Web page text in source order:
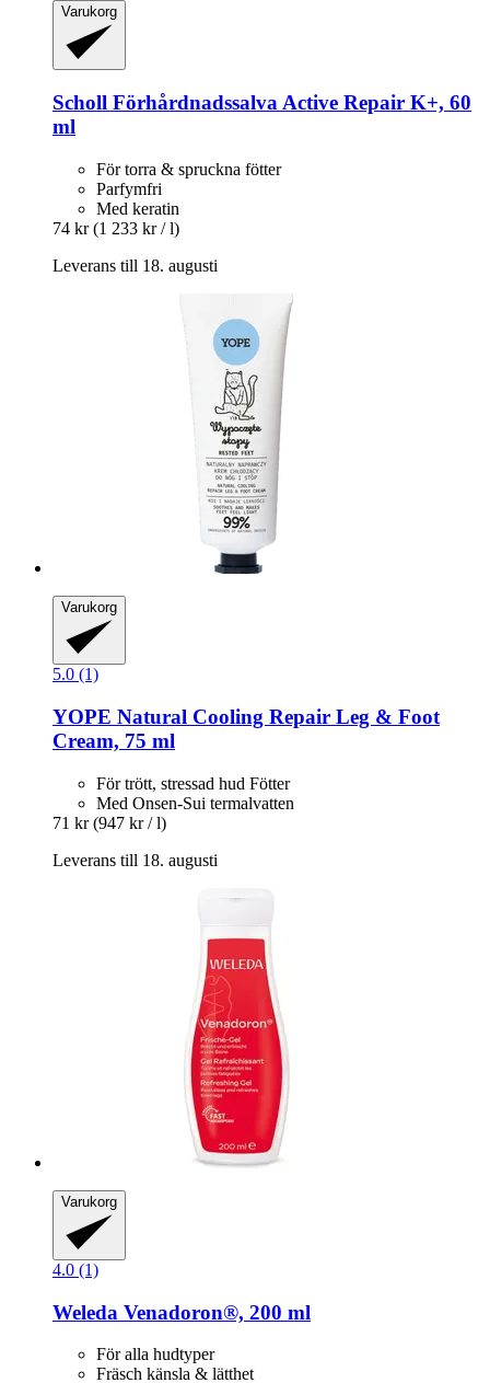
Varukorg
Scholl Förhårdnadssalva Active Repair K+, 60
ml
För torra & spruckna fötter
Parfymfri
Med keratin
74 kr (1 233 kr / l)
Leverans till 18. augusti
Varukorg
5.0 (1)
YOPE Natural Cooling Repair Leg & Foot
Cream, 75 ml
För trött, stressad hud Fötter
Med Onsen-Sui termalvatten
71 kr (947 kr / l)
Leverans till 18. augusti
Varukorg
4.0 (1)
Weleda Venadoron®, 200 ml
För alla hudtyper
Fräsch känsla & lätthet